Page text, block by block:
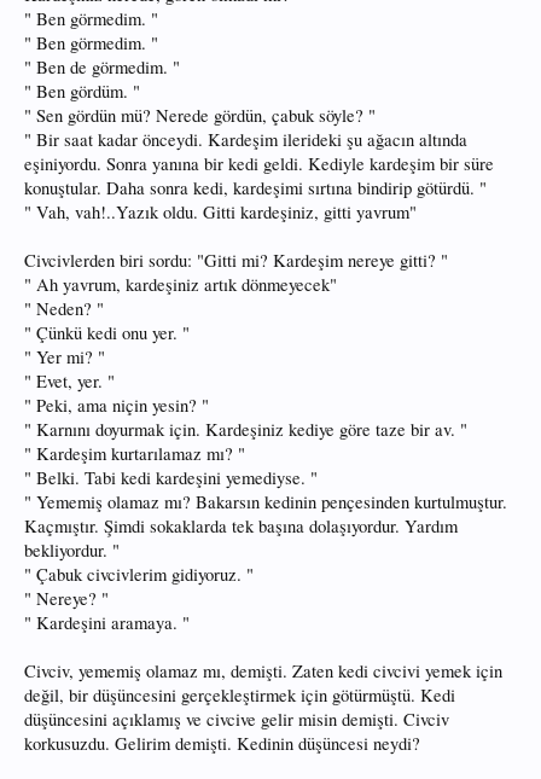
" Ben görmedim. "
" Ben görmedim. "
" Ben de görmedim. "
" Ben gördüm. "
" Sen gördün mü? Nerede gördün, çabuk söyle? "
" Bir saat kadar önceydi. Kardeşim ilerideki şu ağacın altında
eşiniyordu. Sonra yanına bir kedi geldi. Kediyle kardeşim bir süre
konuştular. Daha sonra kedi, kardeşimi sırtına bindirip götürdü. "
" Vah, vah!..Yazık oldu. Gitti kardeşiniz, gitti yavrum"
Civcivlerden biri sordu: "Gitti mi? Kardeşim nereye gitti? "
" Ah yavrum, kardeşiniz artık dönmeyecek"
" Neden? "
" Çünkü kedi onu yer. "
" Yer mi? "
" Evet, yer. "
" Peki, ama niçin yesin? "
" Karnını doyurmak için. Kardeşiniz kediye göre taze bir av. "
" Kardeşim kurtarılamaz mı? "
" Belki. Tabi kedi kardeşini yemediyse. "
" Yememiş olamaz mı? Bakarsın kedinin pençesinden kurtulmuştur.
Kaçmıştır. Şimdi sokaklarda tek başına dolaşıyordur. Yardım
bekliyordur. "
" Çabuk civcivlerim gidiyoruz. "
" Nereye? "
" Kardeşini aramaya. "
Civciv, yememiş olamaz mı, demişti. Zaten kedi civcivi yemek için
değil, bir düşüncesini gerçekleştirmek için götürmüştü. Kedi
düşüncesini açıklamış ve civcive gelir misin demişti. Civciv
korkusuzdu. Gelirim demişti. Kedinin düşüncesi neydi?